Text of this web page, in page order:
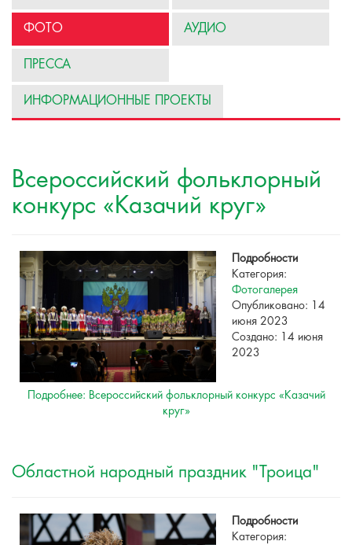
ФОТО АУДИО
ПРЕССА
ИНФОРМАЦИОННЫЕ ПРОЕКТЫ
Всероссийский фольклорный
конкурс «Казачий круг»
Подробности
Категория:
Фотогалерея
Опубликовано: 14
июня 2023
Создано: 14 июня
2023
Подробнее: Всероссийский фольклорный конкурс «Казачий
круг»
Областной народный праздник "Троица"
Подробности
Категория: